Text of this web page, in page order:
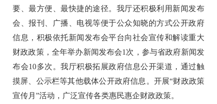
要、最方便、最快捷的途径。我厅还积极利用新闻发布
会、报刊、广播、电视等便于公众知晓的方式公开政府
信息，积极依托新闻发布会平台向社会宣传和解读重大
财政政策，全年举办新闻发布会1次，参与省政府新闻发
布会10多次。我厅积极拓展政府信息公开渠道，通过触
摸屏、公示栏等其他载体公开政府信息。开展“财政政策
宣传月”活动，广泛宣传各类惠民惠企财政政策。